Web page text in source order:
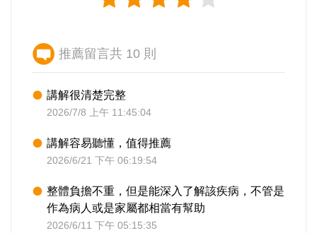
推薦留言共 10 則
講解很清楚完整
2026/7/8 上午 11:45:04
講解容易聽懂，值得推薦
2026/6/21 下午 06:19:54
整體負擔不重，但是能深入了解該疾病，不管是
作為病人或是家屬都相當有幫助
2026/6/11 下午 05:15:35